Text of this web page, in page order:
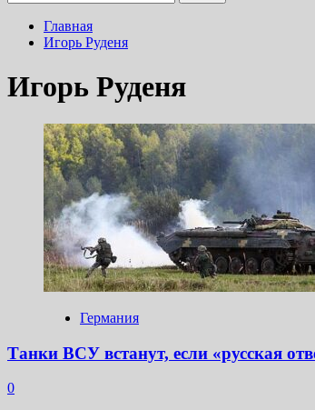
Главная
Игорь Руденя
Игорь Руденя
Германия
Танки ВСУ встанут, если «русская
0